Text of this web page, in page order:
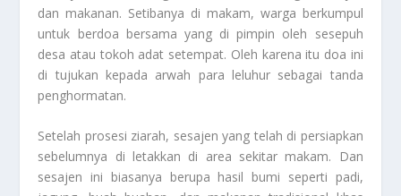
dan makanan. Setibanya di makam, warga berkumpul
untuk berdoa bersama yang di pimpin oleh sesepuh
desa atau tokoh adat setempat. Oleh karena itu doa ini
di tujukan kepada arwah para leluhur sebagai tanda
penghormatan.
Setelah prosesi ziarah, sesajen yang telah di persiapkan
sebelumnya di letakkan di area sekitar makam. Dan
sesajen ini biasanya berupa hasil bumi seperti padi,